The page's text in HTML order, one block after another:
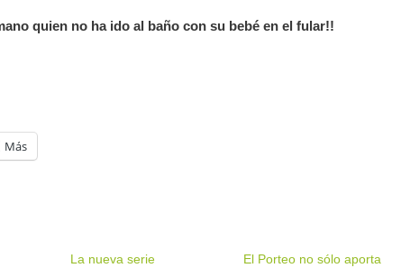
quien no ha ido al baño con su bebé en el fular!!
Más
La nueva serie El Porteo no sólo aporta